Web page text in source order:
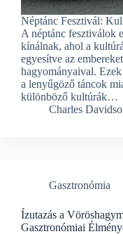
Néptánc Fesztivál:
A néptánc fesztiválok
kínálnak, ahol a
egyesítve az
hagyományaival.
a lenyűgöző táncok
különböző kultúrák…
Charles
Gasztronómia
Ízutazás a
Gasztronómiai